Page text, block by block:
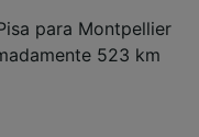
para Montpellier
523 km